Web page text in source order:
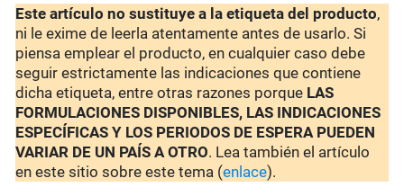
Este artículo no sustituye a la etiqueta del producto,
ni le exime de leerla atentamente antes de usarlo. Si
piensa emplear el producto, en cualquier caso debe
seguir estrictamente las indicaciones que contiene
dicha etiqueta, entre otras razones porque LAS
FORMULACIONES DISPONIBLES, LAS INDICACIONES
ESPECÍFICAS Y LOS PERIODOS DE ESPERA PUEDEN
VARIAR DE UN PAÍS A OTRO. Lea también el artículo
en este sitio sobre este tema (enlace).